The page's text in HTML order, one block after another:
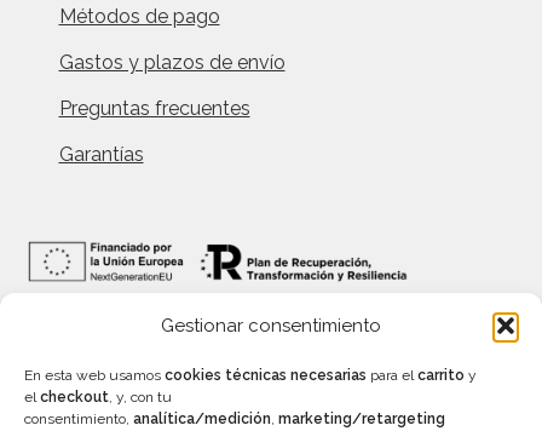
Gestionar consentimiento
En esta web usamos cookies técnicas necesarias para elcarrito y
elcheckout, y, con tu
consentimiento, analítica/medición, marketing/retargeting
Métodos de pago
Gastos y plazos de envío
Preguntas frecuentes
Garantías
INFORMACIÓN